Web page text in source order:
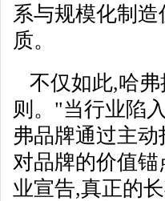
系与规模化制
质。
不仅如此,哈弗
则。"当行业陷
弗品牌通过主
对品牌的价值
业宣告,真正的